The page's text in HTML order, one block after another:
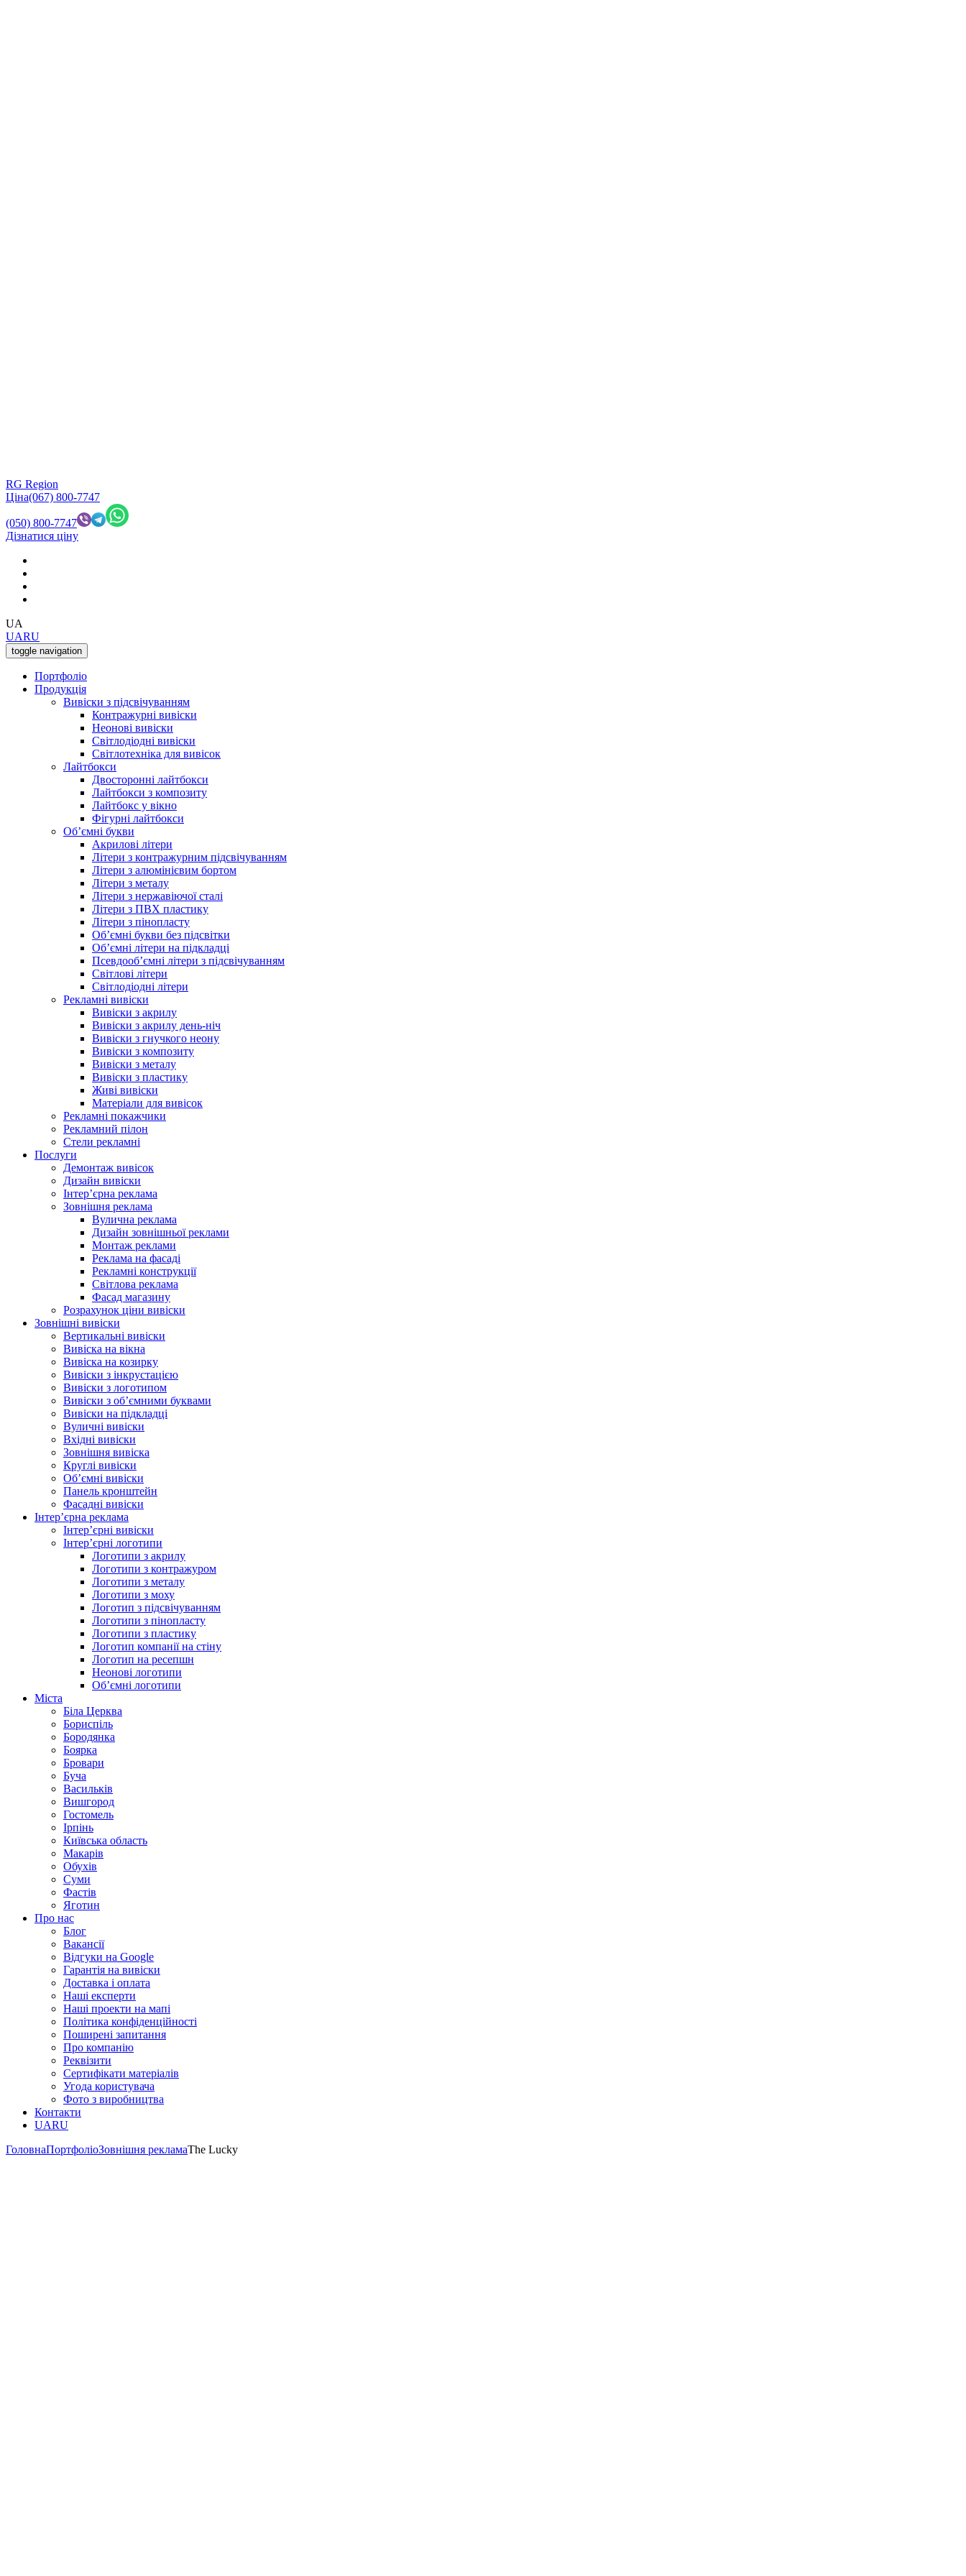
RG Region
Ціна(067) 800-7747
(050) 800-7747
Дізнатися ціну
UA
UARU
toggle navigation
Портфоліо
Продукція
Вивіски з підсвічуванням
Контражурні вивіски
Неонові вивіски
Світлодіодні вивіски
Світлотехніка для вивісок
Лайтбокси
Двосторонні лайтбокси
Лайтбокси з композиту
Лайтбокс у вікно
Фігурні лайтбокси
Об’ємні букви
Акрилові літери
Літери з контражурним підсвічуванням
Літери з алюмінієвим бортом
Літери з металу
Літери з нержавіючої сталі
Літери з ПВХ пластику
Літери з пінопласту
Об’ємні букви без підсвітки
Об’ємні літери на підкладці
Псевдооб’ємні літери з підсвічуванням
Світлові літери
Світлодіодні літери
Рекламні вивіски
Вивіски з акрилу
Вивіски з акрилу день-ніч
Вивіски з гнучкого неону
Вивіски з композиту
Вивіски з металу
Вивіски з пластику
Живі вивіски
Матеріали для вивісок
Рекламні покажчики
Рекламний пілон
Стели рекламні
Послуги
Демонтаж вивісок
Дизайн вивіски
Інтер’єрна реклама
Зовнішня реклама
Вулична реклама
Дизайн зовнішньої реклами
Монтаж реклами
Реклама на фасаді
Рекламні конструкції
Світлова реклама
Фасад магазину
Розрахунок ціни вивіски
Зовнішні вивіски
Вертикальні вивіски
Вивіска на вікна
Вивіска на козирку
Вивіски з інкрустацією
Вивіски з логотипом
Вивіски з об’ємними буквами
Вивіски на підкладці
Вуличні вивіски
Вхідні вивіски
Зовнішня вивіска
Круглі вивіски
Об’ємні вивіски
Панель кронштейн
Фасадні вивіски
Інтер’єрна реклама
Інтер’єрні вивіски
Інтер’єрні логотипи
Логотипи з акрилу
Логотипи з контражуром
Логотипи з металу
Логотипи з моху
Логотип з підсвічуванням
Логотипи з пінопласту
Логотипи з пластику
Логотип компанії на стіну
Логотип на ресепшн
Неонові логотипи
Об’ємні логотипи
Міста
Біла Церква
Бориспіль
Бородянка
Боярка
Бровари
Буча
Васильків
Вишгород
Гостомель
Ірпінь
Київська область
Макарів
Обухів
Суми
Фастів
Яготин
Про нас
Блог
Вакансії
Відгуки на Google
Гарантія на вивіски
Доставка і оплата
Наші експерти
Наші проекти на мапі
Політика конфіденційності
Поширені запитання
Про компанію
Реквізити
Сертифікати матеріалів
Угода користувача
Фото з виробництва
Контакти
UARU
ГоловнаПортфоліоЗовнішня рекламаThe Lucky